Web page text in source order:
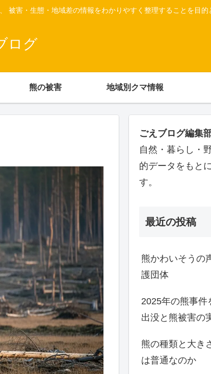
害・生態・地域差の情報をわかりやすく整理することを目的
ログ
熊の被害 地域別クマ情報
ごえブログ編集
自然・暮らし・
的データをもと
す。
最近の投稿
熊かわいそうの
護団体
2025年の熊事件
出没と熊被害の
熊の種類と大き
は普通なのか